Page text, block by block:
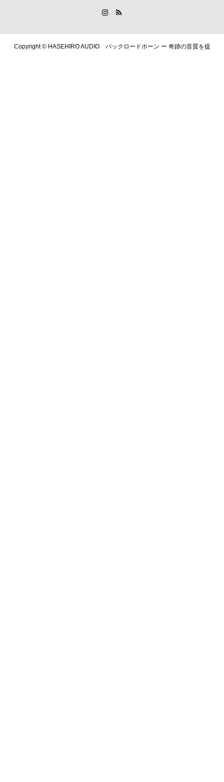
Copyright ©HASEHIRO AUDIO バックロードホーン ー 奇跡の音質を提